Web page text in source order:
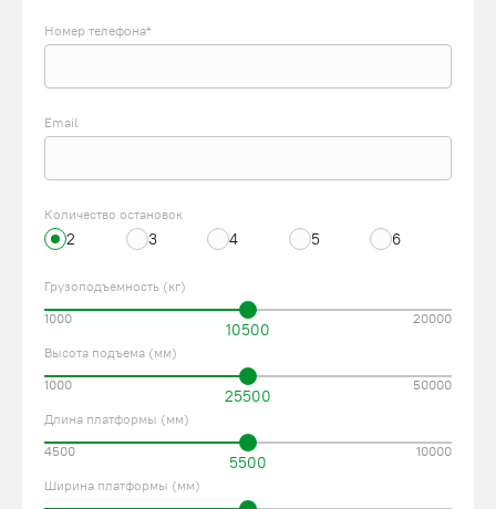
Номер телефона*
Email
Количество остановок
2 3 4 5 6
Грузоподъемность (кг)
10500
1000 20000
Высота подъема (мм)
25500
1000 50000
Длина платформы (мм)
5500
4500 10000
Ширина платформы (мм)